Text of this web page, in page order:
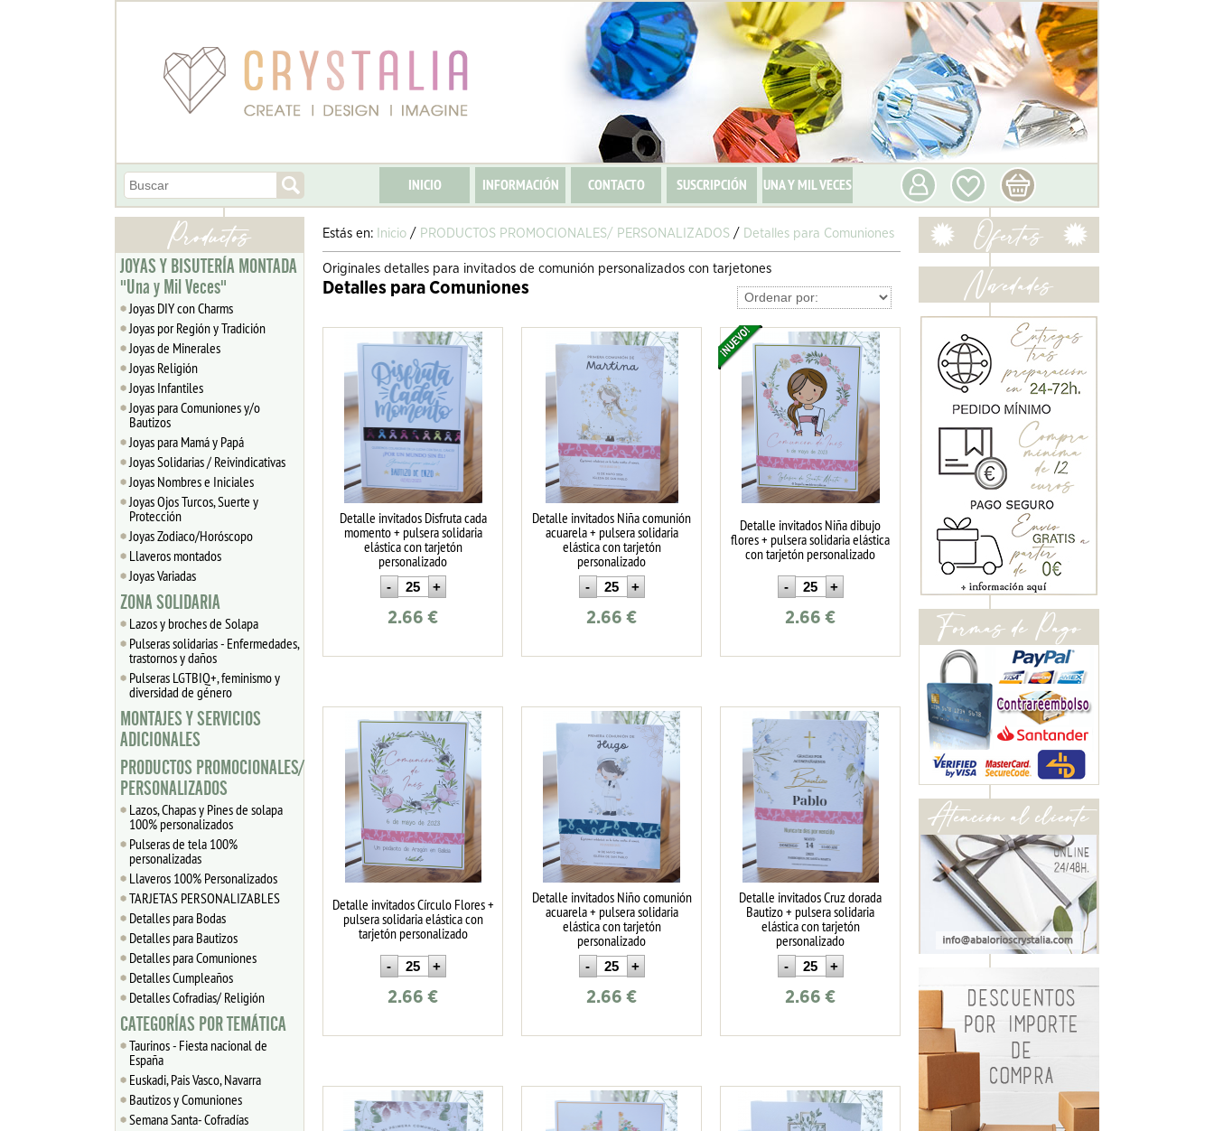
INICIO INFORMACIÓN CONTACTO SUSCRIPCIÓN UNA Y MIL VECES
JOYAS Y BISUTERÍA MONTADA
"Una y Mil Veces"
Joyas DIY con Charms
Joyas por Región y Tradición
Joyas de Minerales
Joyas Religión
Joyas Infantiles
Joyas para Comuniones y/o
Bautizos
Joyas para Mamá y Papá
Joyas Solidarias / Reivindicativas
Joyas Nombres e Iniciales
Joyas Ojos Turcos, Suerte y
Protección
Joyas Zodiaco/Horóscopo
Llaveros montados
Joyas Variadas
ZONA SOLIDARIA
Lazos y broches de Solapa
Pulseras solidarias - Enfermedades,
trastornos y daños
Pulseras LGTBIQ+, feminismo y
diversidad de género
MONTAJES Y SERVICIOS
ADICIONALES
PRODUCTOS PROMOCIONALES/
PERSONALIZADOS
Lazos, Chapas y Pines de solapa
100% personalizados
Pulseras de tela 100%
personalizadas
Llaveros 100% Personalizados
TARJETAS PERSONALIZABLES
Detalles para Bodas
Detalles para Bautizos
Detalles para Comuniones
Detalles Cumpleaños
Detalles Cofradias/ Religión
CATEGORÍAS POR TEMÁTICA
Taurinos - Fiesta nacional de
España
Euskadi, Pais Vasco, Navarra
Bautizos y Comuniones
Semana Santa- Cofradías
Estás en: Inicio / PRODUCTOS PROMOCIONALES/ PERSONALIZADOS / Detalles para Comuniones
Originales detalles para invitados de comunión personalizados con tarjetones
Detalles para Comuniones
Detalle invitados Disfruta cada
momento + pulsera solidaria
elástica con tarjetón
personalizado
2.66 €
Detalle invitados Niña comunión
acuarela + pulsera solidaria
elástica con tarjetón
personalizado
2.66 €
Detalle invitados Niña dibujo
flores + pulsera solidaria elástica
con tarjetón personalizado
2.66 €
Detalle invitados Círculo Flores +
pulsera solidaria elástica con
tarjetón personalizado
2.66 €
Detalle invitados Niño comunión
acuarela + pulsera solidaria
elástica con tarjetón
personalizado
2.66 €
Detalle invitados Cruz dorada
Bautizo + pulsera solidaria
elástica con tarjetón
personalizado
2.66 €